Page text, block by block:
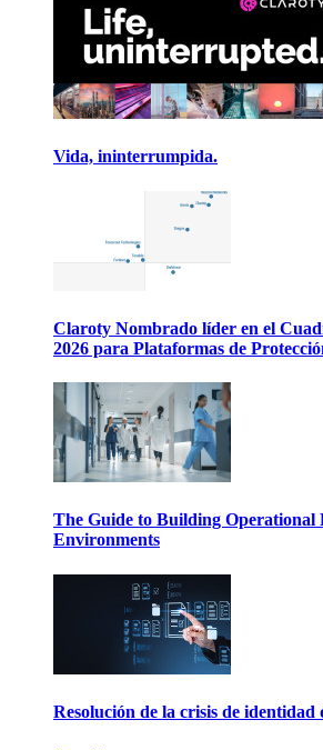
Vida, ininterrumpida.
Claroty Nombrado líder en el
2026 para Plataformas de
The Guide to Building Operational
Environments
Resolución de la crisis de identidad